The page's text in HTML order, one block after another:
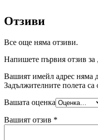
Отзиви
Все още няма отзиви.
Напишете първия отзив
Вашият имейл адрес няма
Задължителните полета са
Вашата оценка
Вашият отзив *